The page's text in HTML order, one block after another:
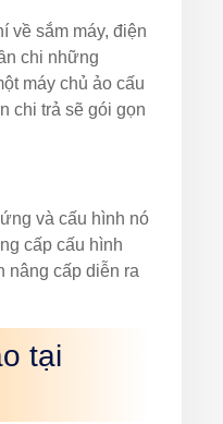
về sắm máy, điện
chi những
máy chủ ảo cấu
chi trả sẽ gói gọn
và cấu hình nó
cấp cấu hình
nâng cấp diễn ra
tại